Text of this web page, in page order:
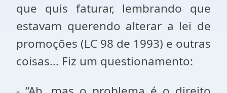
que quis faturar, lembrando que
estavam querendo alterar a lei de
promoções (LC 98 de 1993) e outras
coisas... Fiz um questionamento: